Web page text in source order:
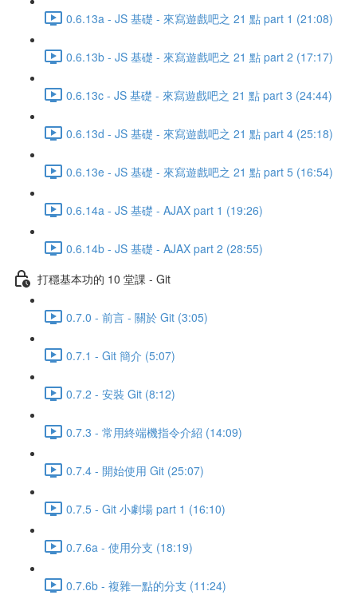
0.6.13a - JS 基礎 - 來寫遊戲吧之 21 點 part 1 (21:08)
0.6.13b - JS 基礎 - 來寫遊戲吧之 21 點 part 2 (17:17)
0.6.13c - JS 基礎 - 來寫遊戲吧之 21 點 part 3 (24:44)
0.6.13d - JS 基礎 - 來寫遊戲吧之 21 點 part 4 (25:18)
0.6.13e - JS 基礎 - 來寫遊戲吧之 21 點 part 5 (16:54)
0.6.14a - JS 基礎 - AJAX part 1 (19:26)
0.6.14b - JS 基礎 - AJAX part 2 (28:55)
打穩基本功的 10 堂課 - Git
0.7.0 - 前言 - 關於 Git (3:05)
0.7.1 - Git 簡介 (5:07)
0.7.2 - 安裝 Git (8:12)
0.7.3 - 常用終端機指令介紹 (14:09)
0.7.4 - 開始使用 Git (25:07)
0.7.5 - Git 小劇場 part 1 (16:10)
0.7.6a - 使用分支 (18:19)
0.7.6b - 複雜一點的分支 (11:24)